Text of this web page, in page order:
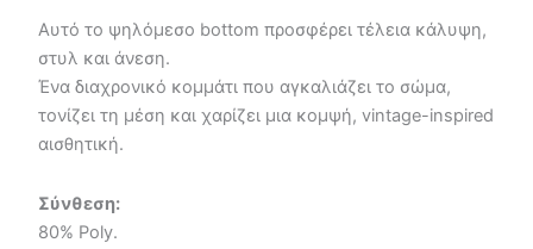
Aυτό το ψηλόμεσο bottom προσφέρει τέλεια κάλυψη,
στυλ και άνεση.
Ένα διαχρονικό κομμάτι που αγκαλιάζει το σώμα,
τονίζει τη μέση και χαρίζει μια κομψή, vintage-inspired
αισθητική.
Σύνθεση:
80% Poly.